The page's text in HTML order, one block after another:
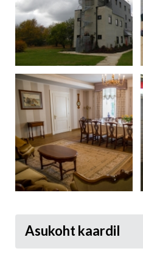
Asukoht kaardil